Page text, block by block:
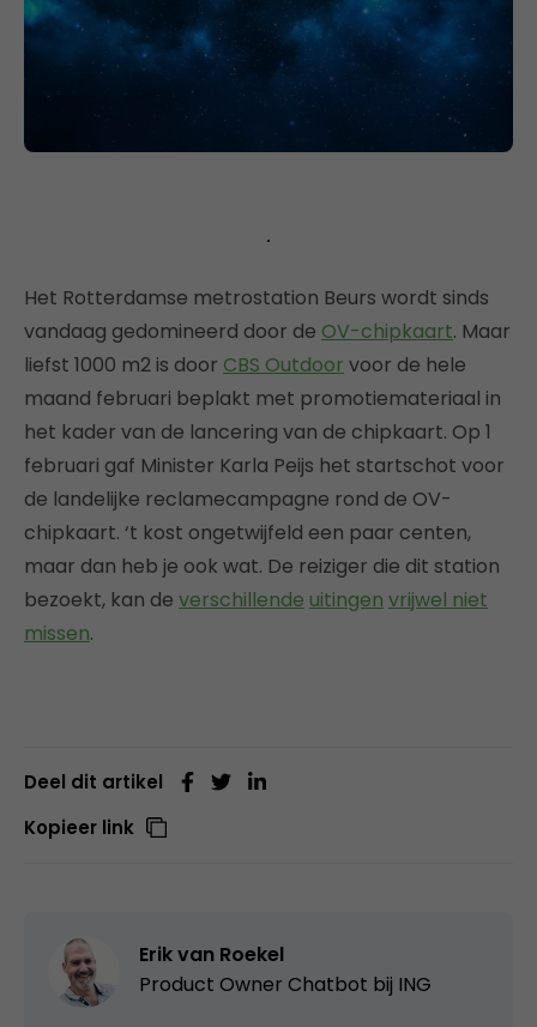
Het Rotterdamse metrostation Beurs wordt sinds
vandaag gedomineerd door de OV-chipkaart. Maar
liefst 1000 m2 is door CBS Outdoor voor de hele
maand februari beplakt met promotiemateriaal in
het kader van de lancering van de chipkaart. Op 1
februari gaf Minister Karla Peijs het startschot voor
de landelijke reclamecampagne rond de OV-
chipkaart. ‘t kost ongetwijfeld een paar centen,
maar dan heb je ook wat. De reiziger die dit station
bezoekt, kan de verschillende uitingen vrijwel niet
missen.
Deel dit artikel
Kopieer link
Erik van Roekel
Product Owner Chatbot bij ING